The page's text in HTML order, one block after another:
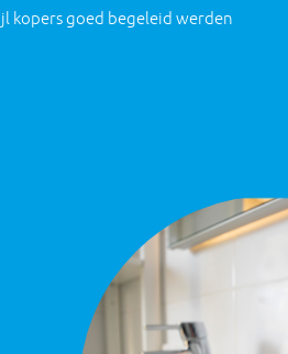
kopers goed begeleid werden